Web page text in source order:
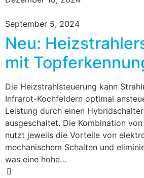
September 5, 2024
Neu:
mit
Die Heizstrahlsteuerung kann
Infrarot-Kochfeldern optimal
Leistung durch einen
ausgeschaltet. Die Kombination
nutzt jeweils die Vorteile von
mechanischem Schalten und
was eine hohe…